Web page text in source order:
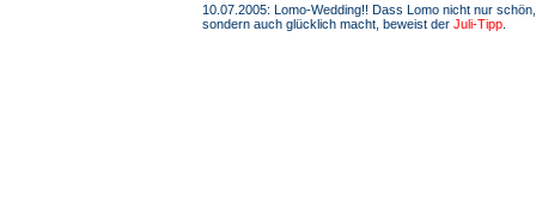
10.07.2005: Lomo-Wedding!! Dass Lomo nicht nur schön,
sondern auch glücklich macht, beweist der Juli-Tipp